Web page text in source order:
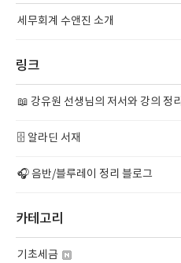
세무회계 수앤진 소개
링크
📖 강유원 선생님의 저서와 강의 정리
🗄️ 알라딘 서재
🎧 음반/블루레이 정리 블로그
카테고리
기초세금